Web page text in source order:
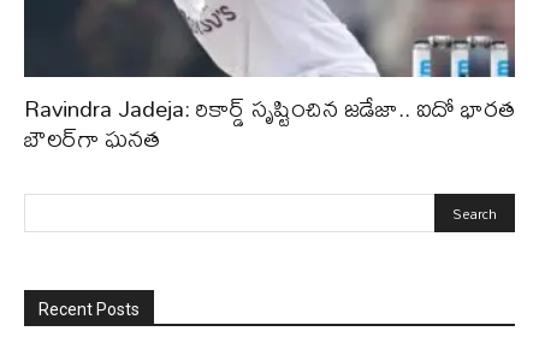
Ravindra Jadeja: రికార్డ్ సృష్టించిన జడేజా.. ఐదో భారత
బౌలర్‌గా ఘనత
Recent Posts